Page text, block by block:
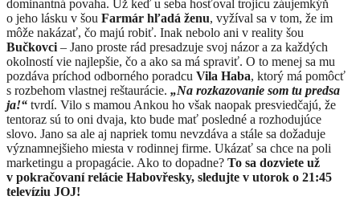
dominantná povaha. Už keď u seba hosťoval trojicu záujemkýň
o jeho lásku v šou Farmár hľadá ženu, vyžíval sa v tom, že im
môže nakázať, čo majú robiť. Inak nebolo ani v reality šou
Bučkovci – Jano proste rád presadzuje svoj názor a za každých
okolností vie najlepšie, čo a ako sa má spraviť. O to menej sa mu
pozdáva príchod odborného poradcu Vila Haba, ktorý má pomôcť
s rozbehom vlastnej reštaurácie. „Na rozkazovanie som tu predsa
ja!“ tvrdí. Vilo s mamou Ankou ho však naopak presviedčajú, že
tentoraz sú to oni dvaja, kto bude mať posledné a rozhodujúce
slovo. Jano sa ale aj napriek tomu nevzdáva a stále sa dožaduje
významnejšieho miesta v rodinnej firme. Ukázať sa chce na poli
marketingu a propagácie. Ako to dopadne? To sa dozviete už
v pokračovaní relácie Habovřesky, sledujte v utorok o 21:45
televíziu JOJ!